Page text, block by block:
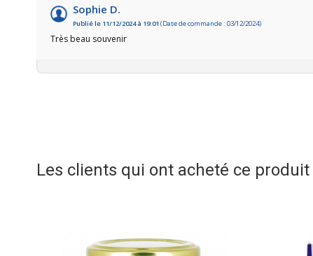
Sophie D.
Publié le 11/12/2024 à 19:01 (Date de commande : 03/12/2024)
Très beau souvenir
Les clients qui ont acheté ce